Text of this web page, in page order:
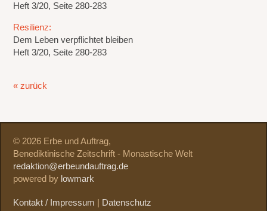
Heft 3/20, Seite 280-283
Resilienz:
Dem Leben verpflichtet bleiben
Heft 3/20, Seite 280-283
« zurück
© 2026 Erbe und Auftrag,
Benediktinische Zeitschrift - Monastische Welt
redaktion@erbeundauftrag.de
powered by lowmark
Kontakt / Impressum Datenschutz